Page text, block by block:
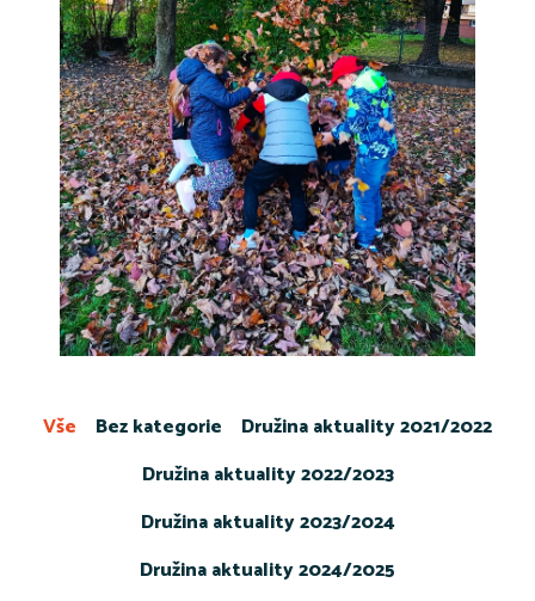
Bez kategorie
Družina aktuality 2021/2022
Družina aktuality 2022/2023
Družina aktuality 2023/2024
Družina aktuality 2024/2025
Vše